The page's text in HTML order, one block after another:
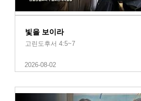
빛을 보이라
고린도후서 4:5~7
2026-08-02